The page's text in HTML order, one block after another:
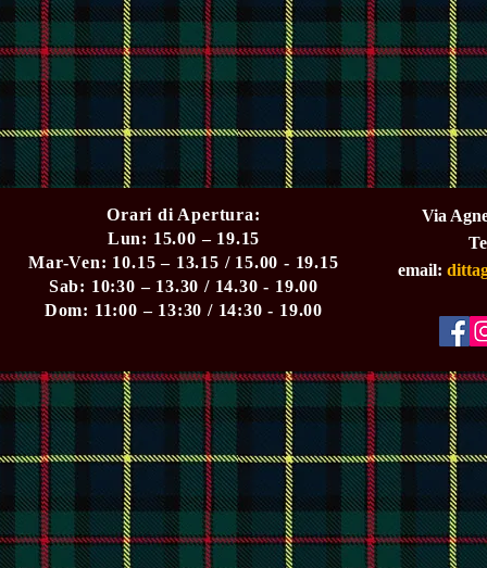
Orari di Apertura:
Lun: 15.00 – 19.15
Mar-Ven: 10.15 – 13.15 / 15.00 - 19.15
Sab: 10:30 – 13.30 / 14.30 - 19.00
Dom: 11:00 – 13:30 / 14:30 - 19.00
Via
email: